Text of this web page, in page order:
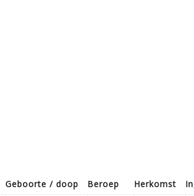
Geboorte / doop Beroep Herkomst